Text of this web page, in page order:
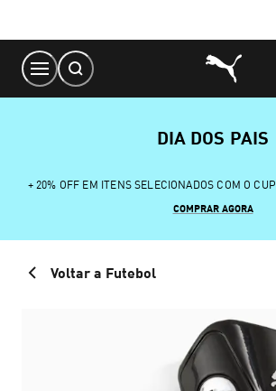
Content
DIA DOS PAIS
+ 20% OFF EM ITENS SELECIONADOS COM O
COMPRAR AGORA
Voltar a Futebol